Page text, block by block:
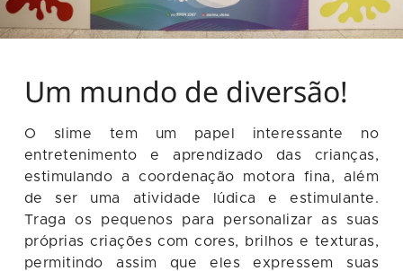
Um mundo de diversão!
O slime tem um papel interessante no
entretenimento e aprendizado das crianças,
estimulando a coordenação motora fina, além
de ser uma atividade lúdica e estimulante.
Traga os pequenos para personalizar as suas
próprias criações com cores, brilhos e texturas,
permitindo assim que eles expressem suas